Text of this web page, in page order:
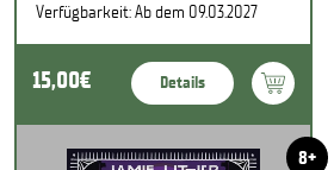
Verfügbarkeit: Ab dem 09.03.2027
15,00€ Details
8+